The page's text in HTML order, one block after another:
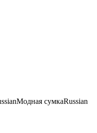
сумкаRussian